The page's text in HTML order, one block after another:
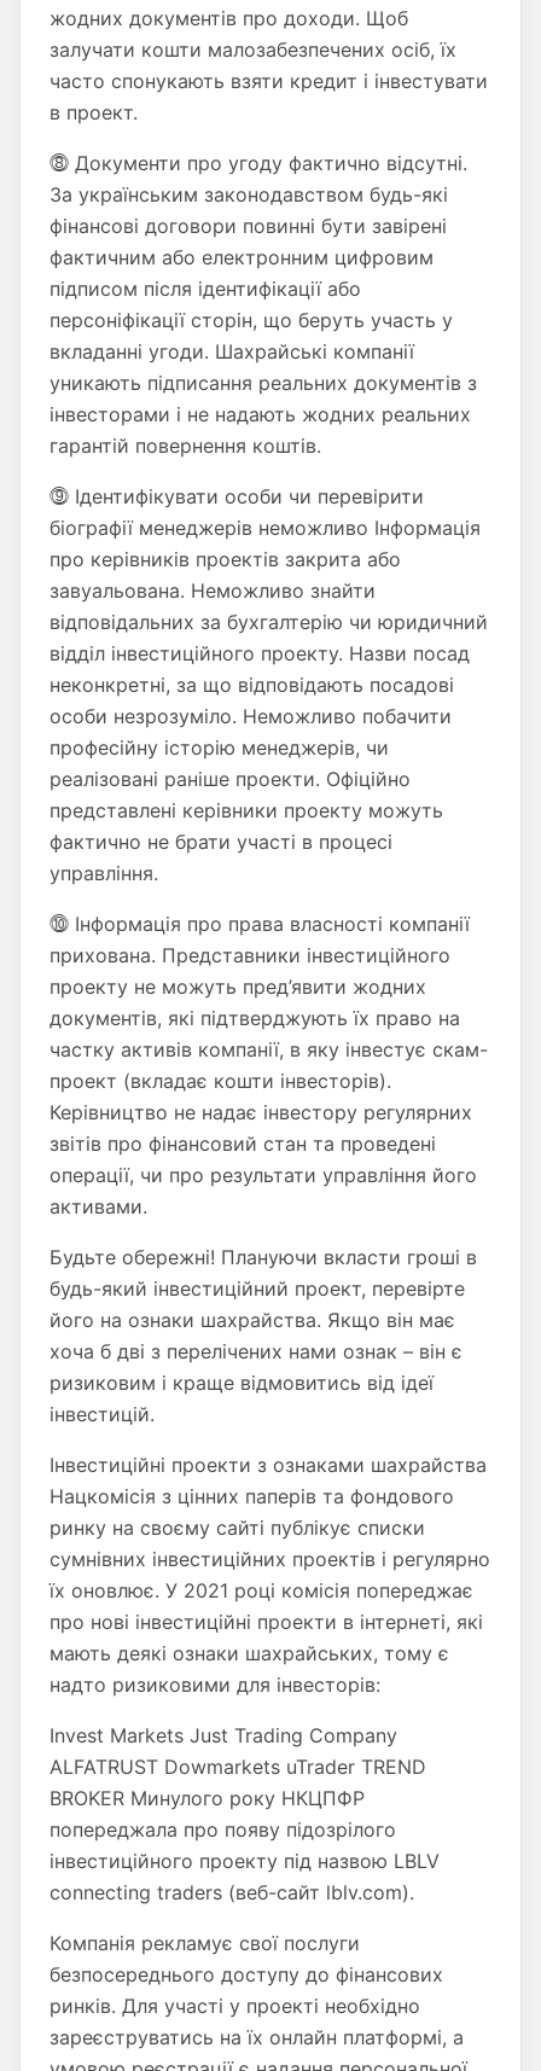
жодних документів про доходи. Щоб
залучати кошти малозабезпечених осіб, їх
часто спонукають взяти кредит і інвестувати
в проект.
⓼ Документи про угоду фактично відсутні.
За українським законодавством будь-які
фінансові договори повинні бути завірені
фактичним або електронним цифровим
підписом після ідентифікації або
персоніфікації сторін, що беруть участь у
вкладанні угоди. Шахрайські компанії
уникають підписання реальних документів з
інвесторами і не надають жодних реальних
гарантій повернення коштів.
⓽ Ідентифікувати особи чи перевірити
біографії менеджерів неможливо Інформація
про керівників проектів закрита або
завуальована. Неможливо знайти
відповідальних за бухгалтерію чи юридичний
відділ інвестиційного проекту. Назви посад
неконкретні, за що відповідають посадові
особи незрозуміло. Неможливо побачити
професійну історію менеджерів, чи
реалізовані раніше проекти. Офіційно
представлені керівники проекту можуть
фактично не брати участі в процесі
управління.
⓾ Інформація про права власності компанії
прихована. Представники інвестиційного
проекту не можуть пред’явити жодних
документів, які підтверджують їх право на
частку активів компанії, в яку інвестує скам-
проект (вкладає кошти інвесторів).
Керівництво не надає інвестору регулярних
звітів про фінансовий стан та проведені
операції, чи про результати управління його
активами.
Будьте обережні! Плануючи вкласти гроші в
будь-який інвестиційний проект, перевірте
його на ознаки шахрайства. Якщо він має
хоча б дві з перелічених нами ознак – він є
ризиковим і краще відмовитись від ідеї
інвестицій.
Інвестиційні проекти з ознаками шахрайства
Нацкомісія з цінних паперів та фондового
ринку на своєму сайті публікує списки
сумнівних інвестиційних проектів і регулярно
їх оновлює. У 2021 році комісія попереджає
про нові інвестиційні проекти в інтернеті, які
мають деякі ознаки шахрайських, тому є
надто ризиковими для інвесторів:
Invest Markets Just Trading Company
ALFATRUST Dowmarkets uTrader TREND
BROKER Минулого року НКЦПФР
попереджала про появу підозрілого
інвестиційного проекту під назвою LBLV
connecting traders (веб-сайт lblv.com).
Компанія рекламує свої послуги
безпосереднього доступу до фінансових
ринків. Для участі у проекті необхідно
зареєструватись на їх онлайн платформі, а